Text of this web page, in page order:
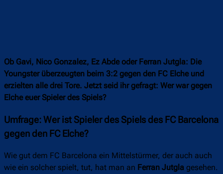
Ob Gavi, Nico Gonzalez, Ez Abde oder Ferran Jutgla: Die
Youngster überzeugten beim 3:2 gegen den FC Elche und
erzielten alle drei Tore. Jetzt seid ihr gefragt: Wer war gegen
Elche euer Spieler des Spiels?
Umfrage: Wer ist Spieler des Spiels des FC Barcelona
gegen den FC Elche?
Wie gut dem FC Barcelona ein Mittelstürmer, der auch auch
wie ein solcher spielt, tut, hat man an Ferran Jutgla gesehen.